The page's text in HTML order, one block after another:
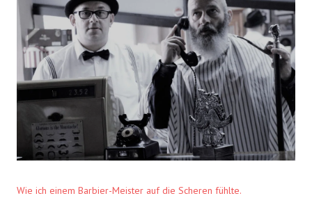
Wie ich einem Barbier-Meister auf die Scheren fühlte.